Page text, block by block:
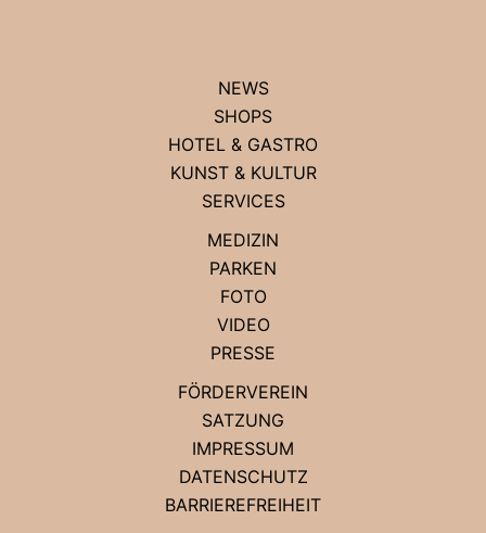
NEWS
SHOPS
HOTEL & GASTRO
KUNST & KULTUR
SERVICES
MEDIZIN
PARKEN
FOTO
VIDEO
PRESSE
FÖRDERVEREIN
SATZUNG
IMPRESSUM
DATENSCHUTZ
BARRIEREFREIHEIT